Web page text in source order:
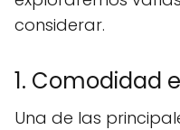
considerar.
1. Comodidad
Una de las